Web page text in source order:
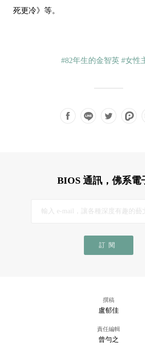
死更冷》等。
#82年生的金智英 #女性
BIOS 通訊，佛系電
訂閱
撰稿
盧郁佳
責任編輯
曾勻之